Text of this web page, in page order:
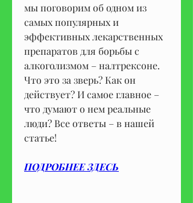
мы поговорим об одном из
самых популярных и
эффективных лекарственных
препаратов для борьбы с
алкоголизмом – налтрексоне.
Что это за зверь? Как он
действует? И самое главное –
что думают о нем реальные
люди? Все ответы – в нашей
статье!
ПОДРОБНЕЕ ЗДЕСЬ